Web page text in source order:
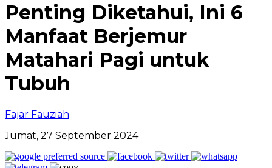
Penting Diketahui, Ini 6
Manfaat Berjemur
Matahari Pagi untuk
Tubuh
Fajar Fauziah
Jumat, 27 September 2024